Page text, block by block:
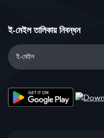
ই-মেইল তালিকায় নিবন্ধন